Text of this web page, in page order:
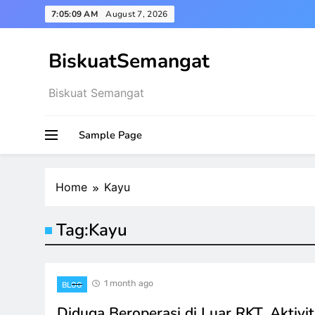
to
7:05:09 AM August 7, 2026
BiskuatSemangat
Biskuat Semangat
Sample Page
Home Kayu
Tag:Kayu
BLOG 1 month ago